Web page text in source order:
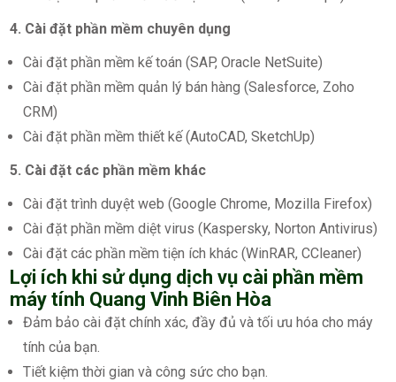
4. Cài đặt phần mềm chuyên dụng
Cài đặt phần mềm kế toán (SAP, Oracle NetSuite)
Cài đặt phần mềm quản lý bán hàng (Salesforce, Zoho
CRM)
Cài đặt phần mềm thiết kế (AutoCAD, SketchUp)
5. Cài đặt các phần mềm khác
Cài đặt trình duyệt web (Google Chrome, Mozilla Firefox)
Cài đặt phần mềm diệt virus (Kaspersky, Norton Antivirus)
Cài đặt các phần mềm tiện ích khác (WinRAR, CCleaner)
Lợi ích khi sử dụng dịch vụ cài phần mềm
máy tính Quang Vinh Biên Hòa
Đảm bảo cài đặt chính xác, đầy đủ và tối ưu hóa cho máy
tính của bạn.
Tiết kiệm thời gian và công sức cho bạn.